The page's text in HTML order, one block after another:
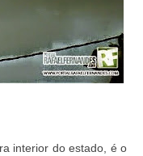
interior do estado, é o